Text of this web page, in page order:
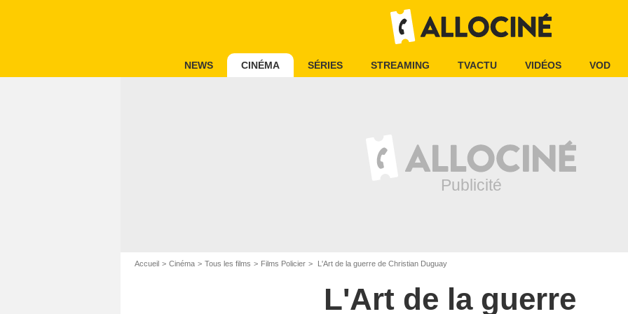
NEWS CINÉMA SÉRIES STREAMING TVACTU VIDÉOS VOD
Accueil Cinéma Tous les films Films Policier L'Art de la guerre de Christian Duguay
L'Art de la guerre